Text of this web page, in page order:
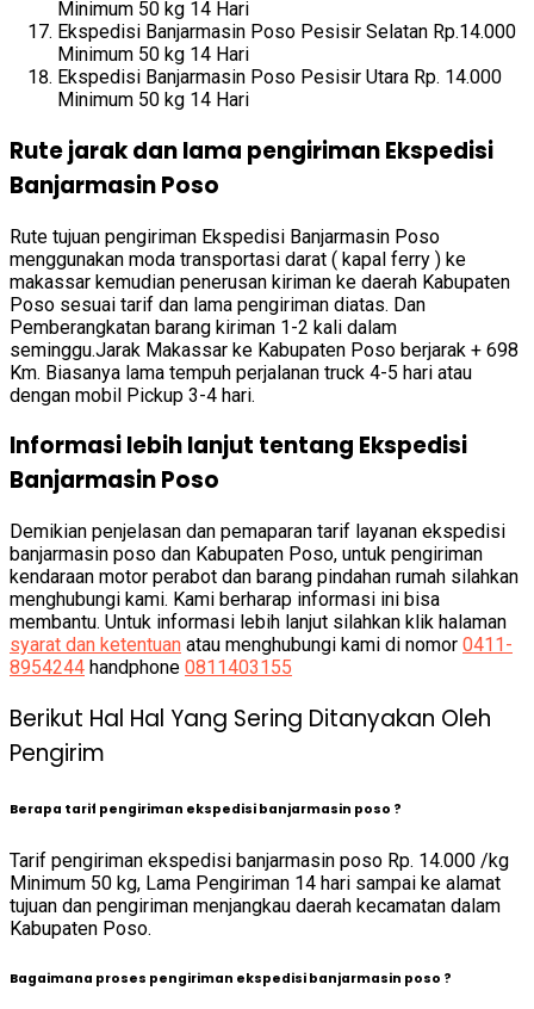
Minimum 50 kg 14 Hari
Ekspedisi Banjarmasin Poso Pesisir Selatan Rp.14.000
Minimum 50 kg 14 Hari
Ekspedisi Banjarmasin Poso Pesisir Utara Rp. 14.000
Minimum 50 kg 14 Hari
Rute jarak dan lama pengiriman Ekspedisi
Banjarmasin Poso
Rute tujuan pengiriman Ekspedisi Banjarmasin Poso
menggunakan moda transportasi darat ( kapal ferry ) ke
makassar kemudian penerusan kiriman ke daerah Kabupaten
Poso sesuai tarif dan lama pengiriman diatas. Dan
Pemberangkatan barang kiriman 1-2 kali dalam
seminggu.Jarak Makassar ke Kabupaten Poso berjarak + 698
Km. Biasanya lama tempuh perjalanan truck 4-5 hari atau
dengan mobil Pickup 3-4 hari.
Informasi lebih lanjut tentang Ekspedisi
Banjarmasin Poso
Demikian penjelasan dan pemaparan tarif layanan ekspedisi
banjarmasin poso dan Kabupaten Poso, untuk pengiriman
kendaraan motor perabot dan barang pindahan rumah silahkan
menghubungi kami. Kami berharap informasi ini bisa
membantu. Untuk informasi lebih lanjut silahkan klik halaman
syarat dan ketentuan atau menghubungi kami di nomor 0411-
8954244 handphone 0811403155
Berikut Hal Hal Yang Sering Ditanyakan Oleh
Pengirim
Berapa tarif pengiriman ekspedisi banjarmasin poso ?
Tarif pengiriman ekspedisi banjarmasin poso Rp. 14.000 /kg
Minimum 50 kg, Lama Pengiriman 14 hari sampai ke alamat
tujuan dan pengiriman menjangkau daerah kecamatan dalam
Kabupaten Poso.
Bagaimana proses pengiriman ekspedisi banjarmasin poso ?